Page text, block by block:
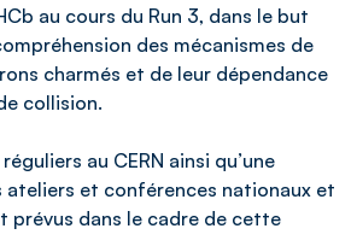
au cours du Run 3, dans le but
des mécanismes de
charmés et de leur dépendance
collision.
au CERN ainsi qu’une
et conférences nationaux et
prévus dans le cadre de cette